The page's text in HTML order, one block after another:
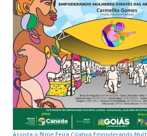
Assista o filme Feira Criativa Empoderando